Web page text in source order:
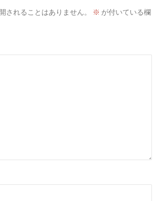
されることはありません。 ※ が付いている欄